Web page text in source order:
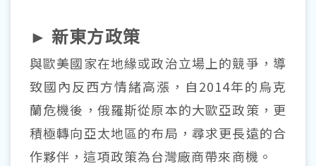
► 新東方政策
與歐美國家在地緣或政治立場上的競爭，導
致國內反西方情緒高漲，自2014年的烏克
蘭危機後，俄羅斯從原本的大歐亞政策，更
積極轉向亞太地區的布局，尋求更長遠的合
作夥伴，這項政策為台灣廠商帶來商機。